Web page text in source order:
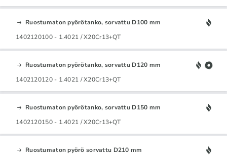
Ruostumaton pyörötanko, sorvattu D100 mm
1402120100 - 1.4021 / X20Cr13+QT
Ruostumaton pyörötanko, sorvattu D120 mm
1402120120 - 1.4021 / X20Cr13+QT
Ruostumaton pyörötanko, sorvattu D150 mm
1402120150 - 1.4021 / X20Cr13+QT
Ruostumaton pyörö sorvattu D210 mm